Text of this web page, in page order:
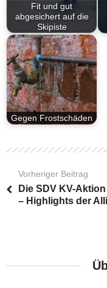
Fit und gut
abgesichert auf die
Skipiste
Gegen Frostschäden
Vorheriger Beitrag
Die SDV KV-
– Highlights der